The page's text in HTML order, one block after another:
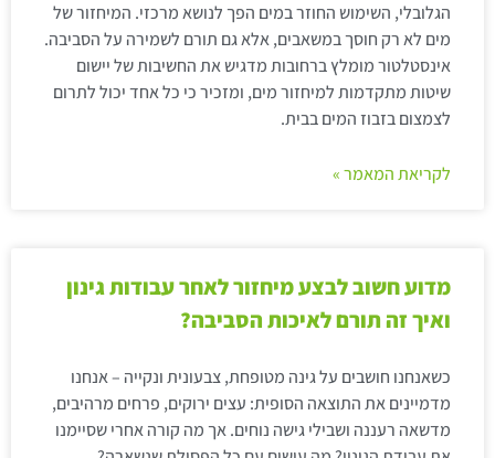
הגלובלי, השימוש החוזר במים הפך לנושא מרכזי. המיחזור של
מים לא רק חוסך במשאבים, אלא גם תורם לשמירה על הסביבה.
אינסטלטור מומלץ ברחובות מדגיש את החשיבות של יישום
שיטות מתקדמות למיחזור מים, ומזכיר כי כל אחד יכול לתרום
לצמצום בזבוז המים בבית.
לקריאת המאמר »
מדוע חשוב לבצע מיחזור לאחר עבודות גינון
ואיך זה תורם לאיכות הסביבה?
כשאנחנו חושבים על גינה מטופחת, צבעונית ונקייה – אנחנו
מדמיינים את התוצאה הסופית: עצים ירוקים, פרחים מרהיבים,
מדשאה רעננה ושבילי גישה נוחים. אך מה קורה אחרי שסיימנו